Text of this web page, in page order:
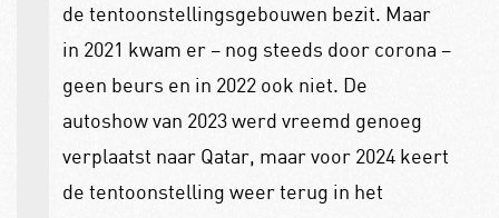
de tentoonstellingsgebouwen bezit. Maar
in 2021 kwam er – nog steeds door corona –
geen beurs en in 2022 ook niet. De
autoshow van 2023 werd vreemd genoeg
verplaatst naar Qatar, maar voor 2024 keert
de tentoonstelling weer terug in het